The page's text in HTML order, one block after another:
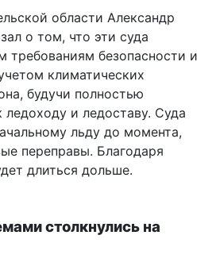
области Александр
о том, что эти суда
требованиям безопасности и
климатических
будучи полностью
и ледоставу. Суда
льду до момента,
переправы. Благодаря
длиться дольше.
столкнулись на